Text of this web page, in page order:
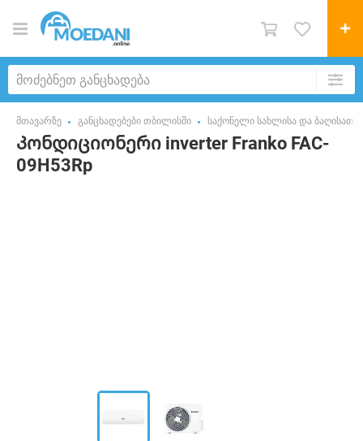
მთავარზე განცხადებები თბილისში საქონელი სახლისა და
Კონდიციონერი inverter Franko FAC-
09H53Rp